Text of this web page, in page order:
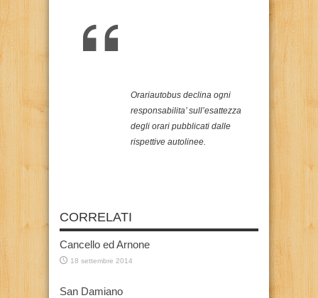
Orariautobus declina ogni
responsabilita’ sull’esattezza
degli orari pubblicati dalle
rispettive autolinee.
CORRELATI
Cancello ed Arnone
18 settembre 2014
San Damiano